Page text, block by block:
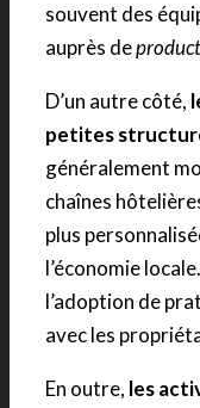
souvent des
auprès de
D’un autre côté,
petites
généralement
chaînes
plus
l’économie
l’adoption de
avec les
En outre, les